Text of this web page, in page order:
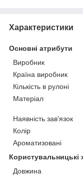
Характеристики
Основні атрибути
Виробник
Країна виробник
Кількість в рулоні
Матеріал
Наявність зав'язок
Колір
Ароматизовані
Користувальницькі
Довжина